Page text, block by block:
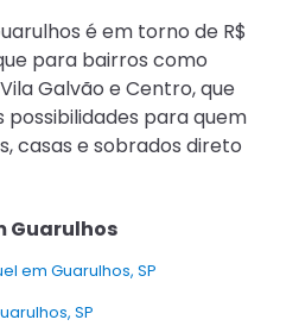
é em torno de R$
para bairros como
Galvão e Centro, que
para quem
casas e sobrados direto
Guarulhos
em Guarulhos, SP
SP